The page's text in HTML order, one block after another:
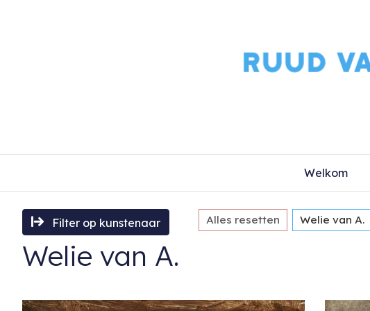
Welkom
Filter op kunstenaar Alles resetten Welie van A.
Welie van A.